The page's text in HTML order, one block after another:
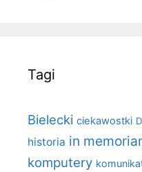
Tagi
Bielecki ciekawostki
historia in
komputery